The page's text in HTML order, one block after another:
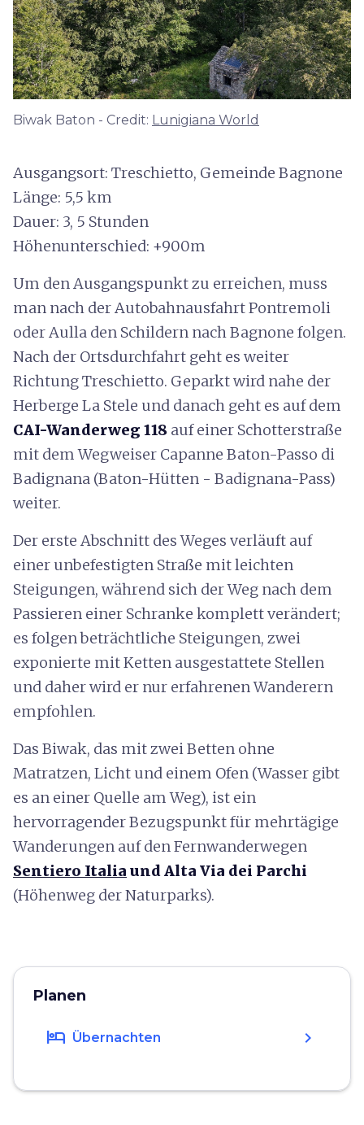
Biwak Baton - Credit: Lunigiana World
Ausgangsort: Treschietto, Gemeinde Bagnone
Länge: 5,5 km
Dauer: 3, 5 Stunden
Höhenunterschied: +900m
Um den Ausgangspunkt zu erreichen, muss
man nach der Autobahnausfahrt Pontremoli
oder Aulla den Schildern nach Bagnone folgen.
Nach der Ortsdurchfahrt geht es weiter
Richtung Treschietto. Geparkt wird nahe der
Herberge La Stele und danach geht es auf dem
CAI-Wanderweg 118 auf einer Schotterstraße
mit dem Wegweiser Capanne Baton-Passo di
Badignana (Baton-Hütten - Badignana-Pass)
weiter.
Der erste Abschnitt des Weges verläuft auf
einer unbefestigten Straße mit leichten
Steigungen, während sich der Weg nach dem
Passieren einer Schranke komplett verändert;
es folgen beträchtliche Steigungen, zwei
exponierte mit Ketten ausgestattete Stellen
und daher wird er nur erfahrenen Wanderern
empfohlen.
Das Biwak, das mit zwei Betten ohne
Matratzen, Licht und einem Ofen (Wasser gibt
es an einer Quelle am Weg), ist ein
hervorragender Bezugspunkt für mehrtägige
Wanderungen auf den Fernwanderwegen
Sentiero Italia und Alta Via dei Parchi
(Höhenweg der Naturparks).
Planen
hotel Übernachten chevron_right